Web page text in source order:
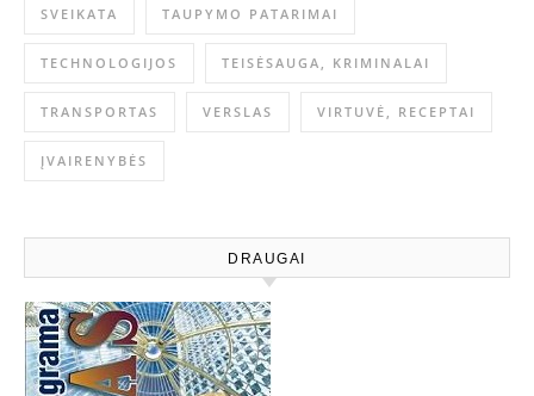
SVEIKATA TAUPYMO PATARIMAI
TECHNOLOGIJOS TEISĖSAUGA, KRIMINALAI
TRANSPORTAS VERSLAS VIRTUVĖ, RECEPTAI
ĮVAIRENYBĖS
DRAUGAI